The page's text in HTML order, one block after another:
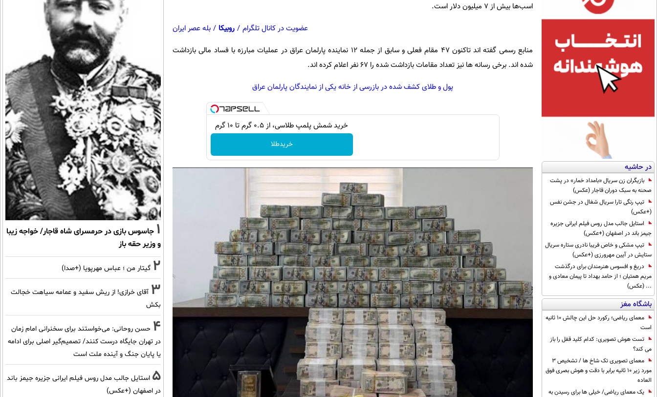
در حاشیه
بازیگران زن سریال «بامداد خمار» در پشت
صحنه به سبک دوران قاجار (عکس)
تیپ رنگی تارا سریال شغال در جشن نفس
(+عکس)
استایل جالب مدل روس فیلم ایرانی جزیره
جیمز باند در اصفهان (+عکس)
تیپ مشکی و خاص فریبا نادری ستاره سریال
ستایش در آیین مهرورزی (+عکس)
دریغ و افسوس هنرمندان برای درگذشت
مریم همتیان ؛ از حامد بهداد تا پیمان معادی و
... (عکس)
باشگاه مغز
معمای ریاضی؛ رکورد حل این چالش 10 ثانیه
است
تست هوش تصویری: کدام کلید قفل را باز
می کند؟
معمای تصویری تک شاخ ها / تشخیص 3
مورد زیر 10 ثانیه برابر با دقت و هوش بصری فوق
العاده
یک معمای ریاضی/ خیلی ها برای رسیدن به
اسب‌ها بیش از 7 میلیون دلار است.
عضویت در کانال تلگرام / روبیکا / بله عصر ایران
منابع رسمی گفته اند تاکنون 47 مقام فعلی و سابق از جمله 12 نماینده پارلمان عراق در عملیات مبارزه با فساد مالی بازداشت
شده اند. برخی رسانه ها نیز تعداد مقامات بازداشت شده را 67 نفر اعلام کرده اند.
پول و طلای کشف شده در بازرسی از خانه یکی از نمایندگان پارلمان عراق
خرید شمش پلمپ طلاسی، از ۰.۵ گرم تا ۱۰ گرم
خریدطلا
1 جاسوس بازی در حرمسرای شاه قاجار/ خواجه زیبا
و وزیر حقه باز
2 گیتار من ؛ عباس مهرپویا (+صدا)
3 آقای خرازی! از ریش سفید و عمامه سیاهت خجالت
بکش
4 حسن روحانی: می‌خواستند برای سخنرانی امام زمان
در تهران جایگاه درست کنند/ تصمیم‌گیر اصلی برای ادامه
یا پایان جنگ و آینده ملت است
5 استایل جالب مدل روس فیلم ایرانی جزیره جیمز باند
در اصفهان (+عکس)